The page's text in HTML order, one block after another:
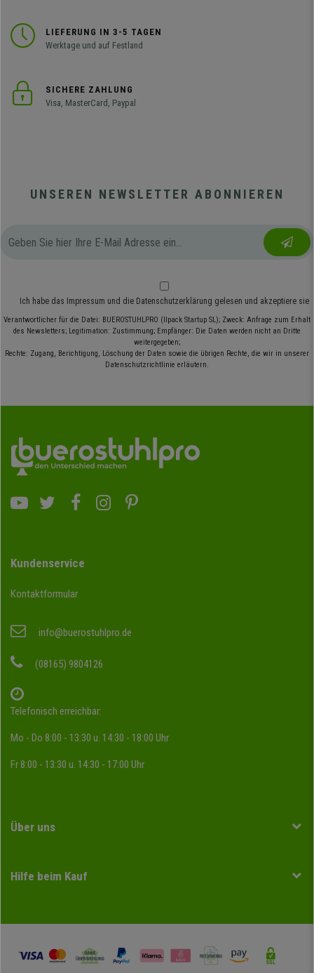
LIEFERUNG IN 3-5 TAGEN
Werktage und auf Festland
SICHERE ZAHLUNG
Visa, MasterCard, Paypal
UNSEREN NEWSLETTER ABONNIEREN
Ich habe das Impressum und die Datenschutzerklärung gelesen und akzeptiere sie
Verantwortlicher für die Datei: BUEROSTUHLPRO (Ilpack Startup SL); Zweck: Anfrage zum Erhalt
des Newsletters; Legitimation: Zustimmung; Empfänger: Die Daten werden nicht an Dritte
weitergegeben;
Rechte: Zugang, Berichtigung, Löschung der Daten sowie die übrigen Rechte, die wir in unserer
Datenschutzrichtlinie erläutern.
Kundenservice
Kontaktformular
info@buerostuhlpro.de
(08165) 9804126
Telefonisch erreichbar:
Mo - Do 8:00 - 13:30 u. 14:30 - 18:00 Uhr
Fr 8:00 - 13:30 u. 14:30 - 17:00 Uhr
Über uns
Hilfe beim Kauf